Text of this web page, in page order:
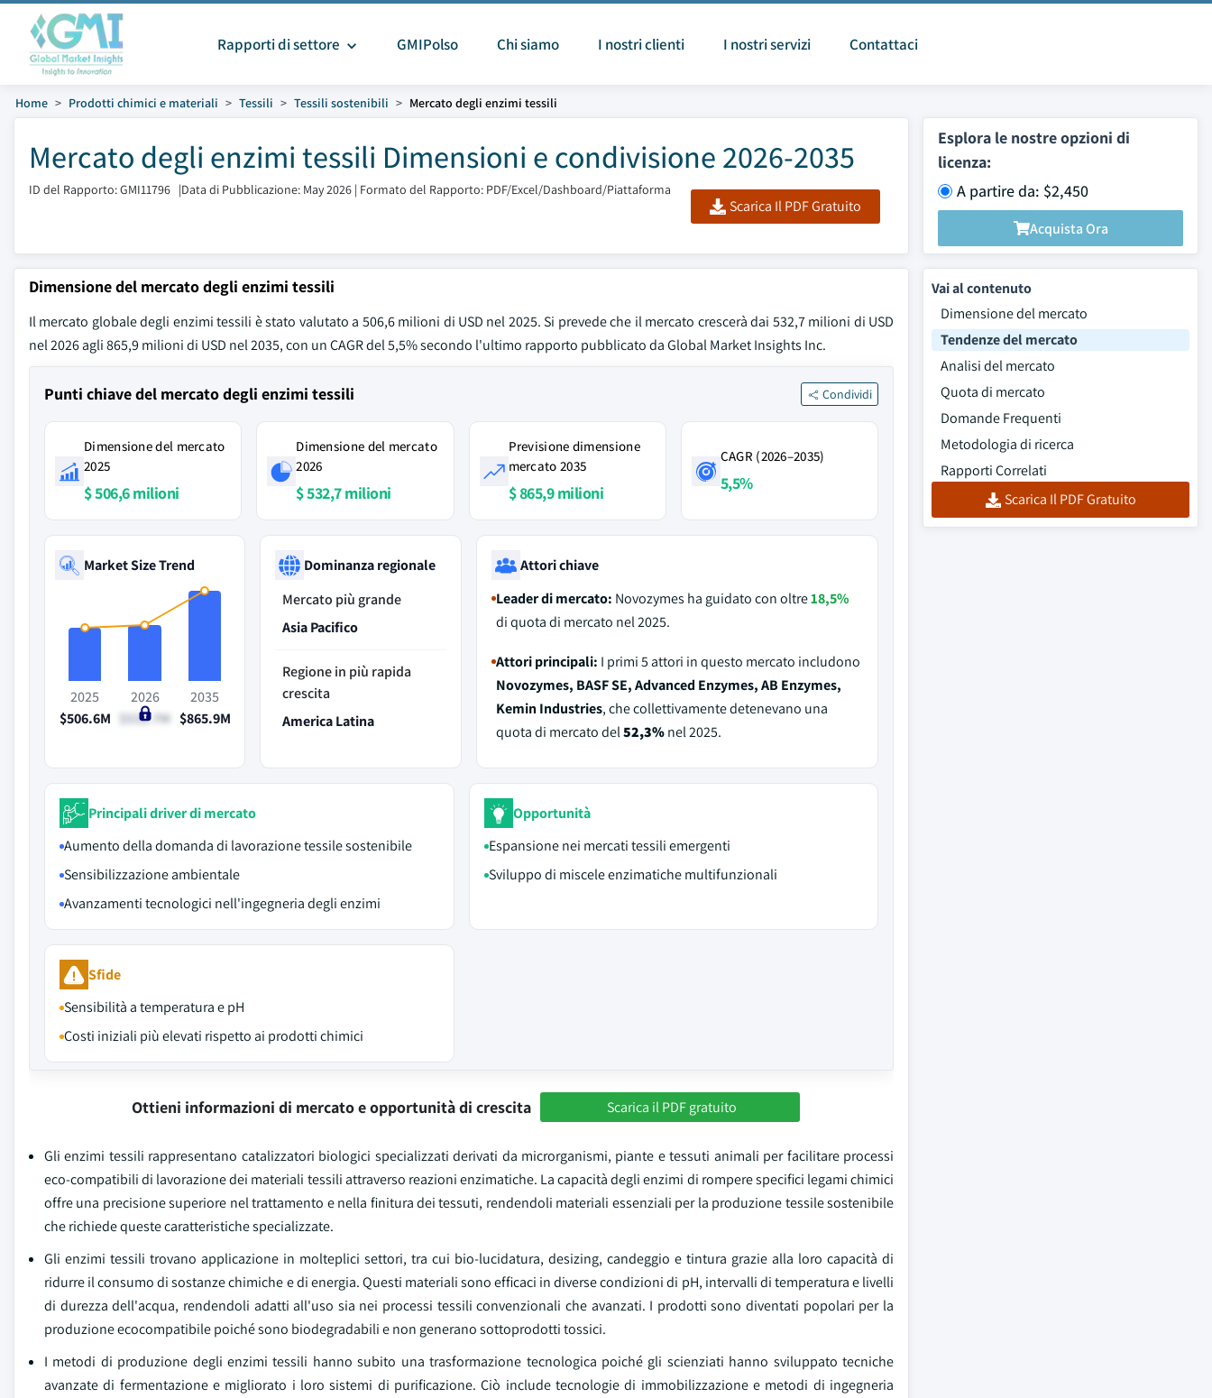
Rapporti di settore GMIPolso Chi siamo I nostri clienti I nostri servizi Contattaci
Home Prodotti chimici e materiali Tessili Tessili sostenibili Mercato degli enzimi tessili
Mercato degli enzimi tessili Dimensioni e condivisione 2026-2035
ID del Rapporto: GMI11796 |Data di Pubblicazione: May 2026 | Formato del Rapporto: PDF/Excel/Dashboard/Piattaforma
Scarica Il PDF Gratuito
Esplora le nostre opzioni di
licenza:
A partire da: $2,450
Acquista Ora
Dimensione del mercato degli enzimi tessili
Il mercato globale degli enzimi tessili è stato valutato a 506,6 milioni di USD nel 2025. Si prevede che il mercato crescerà dai 532,7 milioni di USD
nel 2026 agli 865,9 milioni di USD nel 2035, con un CAGR del 5,5% secondo l'ultimo rapporto pubblicato da Global Market Insights Inc.
Punti chiave del mercato degli enzimi tessili Condividi
Dimensione del mercato
2025
$ 506,6 milioni
Dimensione del mercato
2026
$ 532,7 milioni
Previsione dimensione
mercato 2035
$ 865,9 milioni
CAGR (2026–2035)
5,5%
Market Size Trend
2025
$506.6M
2026
$532.7M
2035
$865.9M
Dominanza regionale
Mercato più grande
Asia Pacifico
Regione in più rapida
crescita
America Latina
Attori chiave
Leader di mercato: Novozymes ha guidato con oltre18,5%
di quota di mercato nel 2025.
Attori principali: I primi 5 attori in questo mercato includono
Novozymes, BASF SE, Advanced Enzymes, AB Enzymes,
Kemin Industries, che collettivamente detenevano una
quota di mercato del52,3%nel 2025.
Principali driver di mercato
Aumento della domanda di lavorazione tessile sostenibile
Sensibilizzazione ambientale
Avanzamenti tecnologici nell'ingegneria degli enzimi
Opportunità
Espansione nei mercati tessili emergenti
Sviluppo di miscele enzimatiche multifunzionali
Sfide
Sensibilità a temperatura e pH
Costi iniziali più elevati rispetto ai prodotti chimici
Ottieni informazioni di mercato e opportunità di crescita Scarica il PDF gratuito
Gli enzimi tessili rappresentano catalizzatori biologici specializzati derivati da microrganismi, piante e tessuti animali per facilitare processi
eco-compatibili di lavorazione dei materiali tessili attraverso reazioni enzimatiche. La capacità degli enzimi di rompere specifici legami chimici
offre una precisione superiore nel trattamento e nella finitura dei tessuti, rendendoli materiali essenziali per la produzione tessile sostenibile
che richiede queste caratteristiche specializzate.
Gli enzimi tessili trovano applicazione in molteplici settori, tra cui bio-lucidatura, desizing, candeggio e tintura grazie alla loro capacità di
ridurre il consumo di sostanze chimiche e di energia. Questi materiali sono efficaci in diverse condizioni di pH, intervalli di temperatura e livelli
di durezza dell'acqua, rendendoli adatti all'uso sia nei processi tessili convenzionali che avanzati. I prodotti sono diventati popolari per la
produzione ecocompatibile poiché sono biodegradabili e non generano sottoprodotti tossici.
I metodi di produzione degli enzimi tessili hanno subito una trasformazione tecnologica poiché gli scienziati hanno sviluppato tecniche
avanzate di fermentazione e migliorato i loro sistemi di purificazione. Ciò include tecnologie di immobilizzazione e metodi di ingegneria
Vai al contenuto
Dimensione del mercato
Tendenze del mercato
Analisi del mercato
Quota di mercato
Domande Frequenti
Metodologia di ricerca
Rapporti Correlati
Scarica Il PDF Gratuito